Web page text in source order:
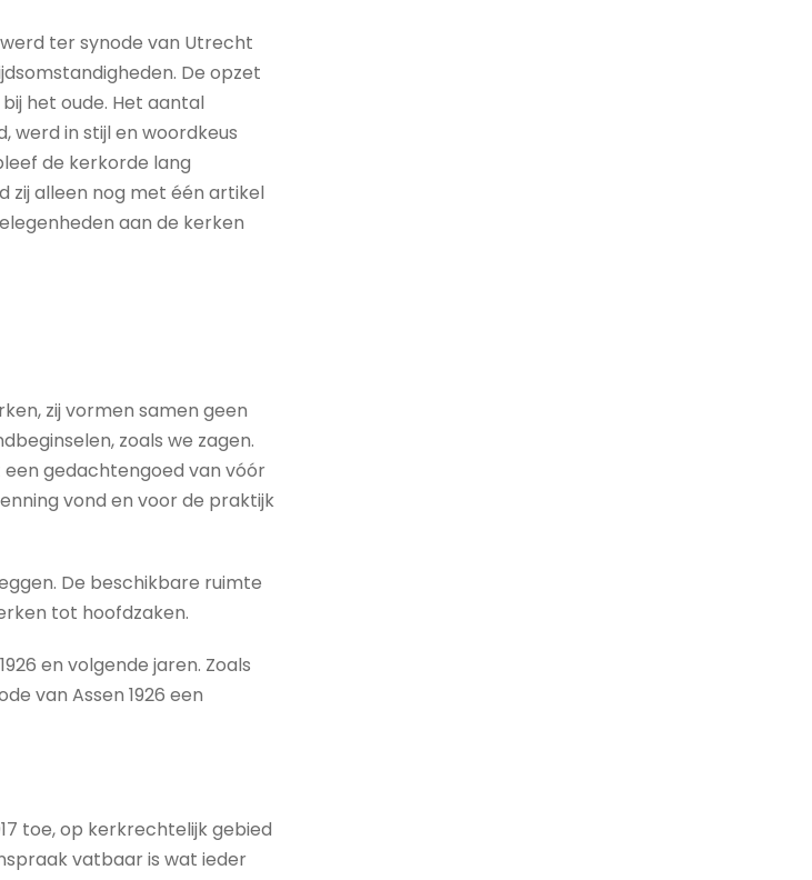
ter synode van Utrecht
De opzet
het oude. Het aantal
werd in stijl en woordkeus
de kerkorde lang
zij alleen nog met één artikel
aan de kerken
zij vormen samen geen
zoals we zagen.
gedachtengoed van vóór
vond en voor de praktijk
De beschikbare ruimte
tot hoofdzaken.
en volgende jaren. Zoals
van Assen 1926 een
toe, op kerkrechtelijk gebied
vatbaar is wat ieder